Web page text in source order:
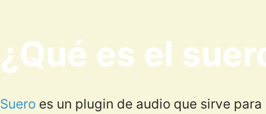
¿Qué es el
Sueroes un plugin de audio que sirve